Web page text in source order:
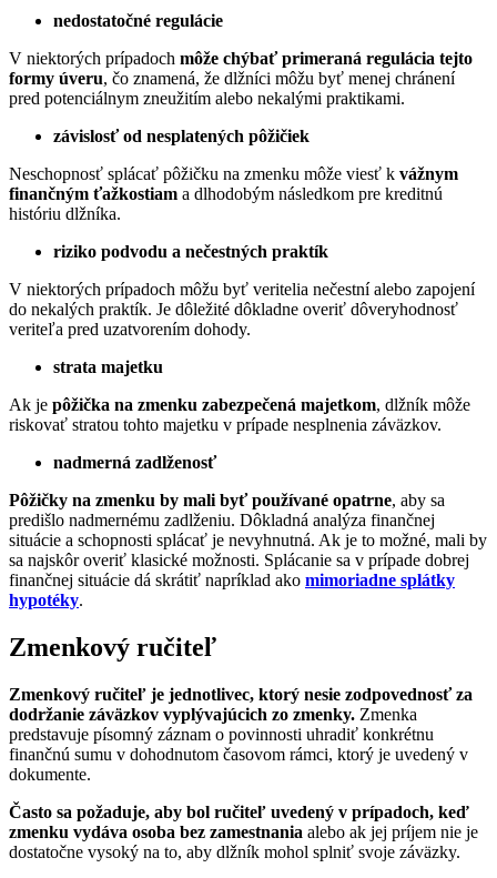
nedostatočné regulácie
V niektorých prípadoch môže chýbať primeraná regulácia tejto
formy úveru, čo znamená, že dlžníci môžu byť menej chránení
pred potenciálnym zneužitím alebo nekalými praktikami.
závislosť od nesplatených pôžičiek
Neschopnosť splácať pôžičku na zmenku môže viesť k vážnym
finančným ťažkostiam a dlhodobým následkom pre kreditnú
históriu dlžníka.
riziko podvodu a nečestných praktík
V niektorých prípadoch môžu byť veritelia nečestní alebo zapojení
do nekalých praktík. Je dôležité dôkladne overiť dôveryhodnosť
veriteľa pred uzatvorením dohody.
strata majetku
Ak je pôžička na zmenku zabezpečená majetkom, dlžník môže
riskovať stratou tohto majetku v prípade nesplnenia záväzkov.
nadmerná zadlženosť
Pôžičky na zmenku by mali byť používané opatrne, aby sa
predišlo nadmernému zadlženiu. Dôkladná analýza finančnej
situácie a schopnosti splácať je nevyhnutná. Ak je to možné, mali by
sa najskôr overiť klasické možnosti. Splácanie sa v prípade dobrej
finančnej situácie dá skrátiť napríklad ako mimoriadne splátky
hypotéky.
Zmenkový ručiteľ
Zmenkový ručiteľ je jednotlivec, ktorý nesie zodpovednosť za
dodržanie záväzkov vyplývajúcich zo zmenky. Zmenka
predstavuje písomný záznam o povinnosti uhradiť konkrétnu
finančnú sumu v dohodnutom časovom rámci, ktorý je uvedený v
dokumente.
Často sa požaduje, aby bol ručiteľ uvedený v prípadoch, keď
zmenku vydáva osoba bez zamestnania alebo ak jej príjem nie je
dostatočne vysoký na to, aby dlžník mohol splniť svoje záväzky.